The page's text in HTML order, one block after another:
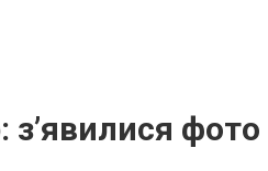
фото